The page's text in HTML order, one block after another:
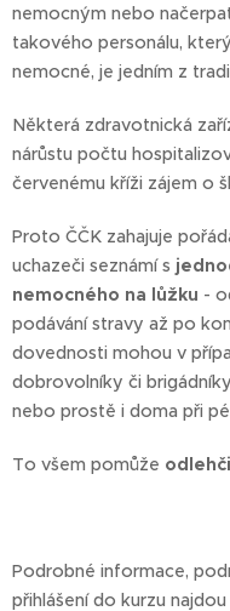
nemocným nebo
takového personálu,
nemocné, je jedním z
Některá zdravotnická
nárůstu počtu
červenému kříži zájem o
Proto ČČK zahajuje
uchazeči seznámí s
nemocného na lůžku -
podávání stravy až po
dovednosti mohou v
dobrovolníky či
nebo prostě i doma při
To všem pomůže
Podrobné informace,
přihlášení do kurzu